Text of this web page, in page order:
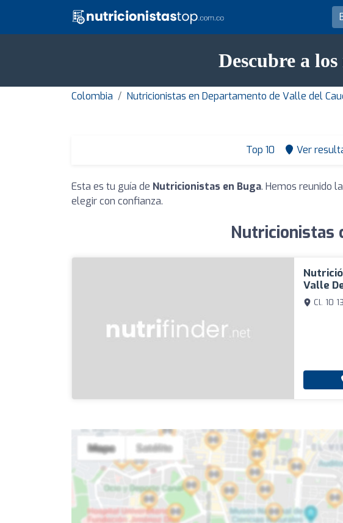
Descubre a
Colombia Nutricionistas en Departamento de Valle del
Top 10 Ver
Esta es tu guía de Nutricionistas en Buga. Hemos reunido
elegir con confianza.
Nutricionistas
Valle
Cl. 10